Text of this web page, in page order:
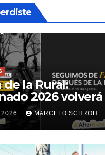
de la Rural:
2026 volverá
la experiencia
2026 MARCELO SCHROH